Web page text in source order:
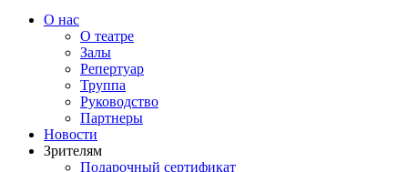
О нас
О театре
Залы
Репертуар
Труппа
Руководство
Партнеры
Новости
Зрителям
Подарочный сертификат